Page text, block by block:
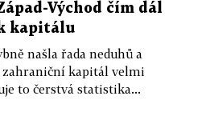
Východ čím dál
kapitálu
našla řada neduhů a
zahraniční kapitál velmi
to čerstvá statistika...